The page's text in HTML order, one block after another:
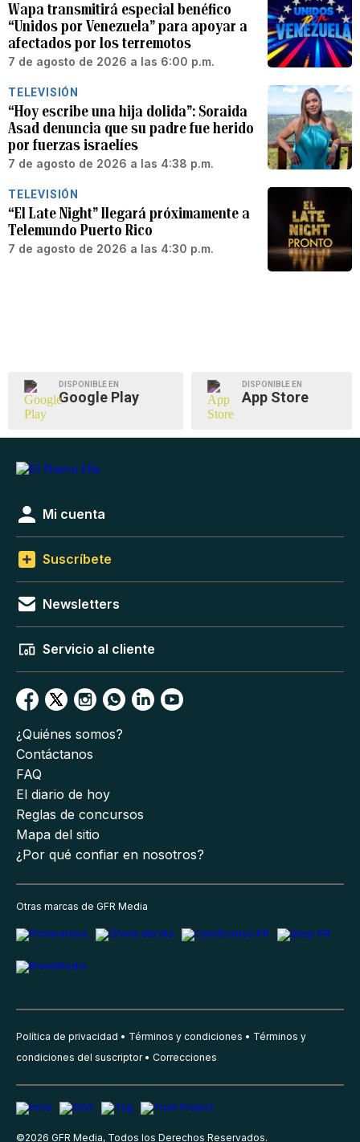
Wapa transmitirá especial benéfico
“Unidos por Venezuela” para apoyar a
afectados por los terremotos
7 de agosto de 2026 a las 6:00 p.m.
TELEVISIÓN
“Hoy escribe una hija dolida”: Soraida
Asad denuncia que su padre fue herido
por fuerzas israelíes
7 de agosto de 2026 a las 4:38 p.m.
TELEVISIÓN
“El Late Night” llegará próximamente a
Telemundo Puerto Rico
7 de agosto de 2026 a las 4:30 p.m.
DISPONIBLE EN
Google Play
DISPONIBLE EN
App Store
Mi cuenta
Suscríbete
Newsletters
Servicio al cliente
¿Quiénes somos?
Contáctanos
FAQ
El diario de hoy
Reglas de concursos
Mapa del sitio
¿Por qué confiar en nosotros?
Otras marcas de GFR Media
Política de privacidad Términos y condiciones
Términos y
condiciones del suscriptor
Correcciones
©2026 GFR Media, Todos los Derechos Reservados.